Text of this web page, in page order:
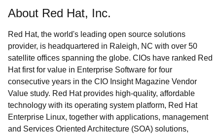
About Red Hat, Inc.
Red Hat, the world's leading open source solutions
provider, is headquartered in Raleigh, NC with over 50
satellite offices spanning the globe. CIOs have ranked Red
Hat first for value in Enterprise Software for four
consecutive years in the CIO Insight Magazine Vendor
Value study. Red Hat provides high-quality, affordable
technology with its operating system platform, Red Hat
Enterprise Linux, together with applications, management
and Services Oriented Architecture (SOA) solutions,